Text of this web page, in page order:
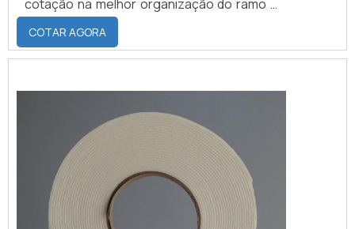
cotação na melhor organização do ramo e
descobrindo a maior referência de
qualidade da área de atuação.MAIS SOBRE
FITA DE ESPUMA PARA VEDAÇÃOQuem
encontrar o site da Brasil Vedação. É
possível encontrar borrachas fabri...
COTAR AGORA